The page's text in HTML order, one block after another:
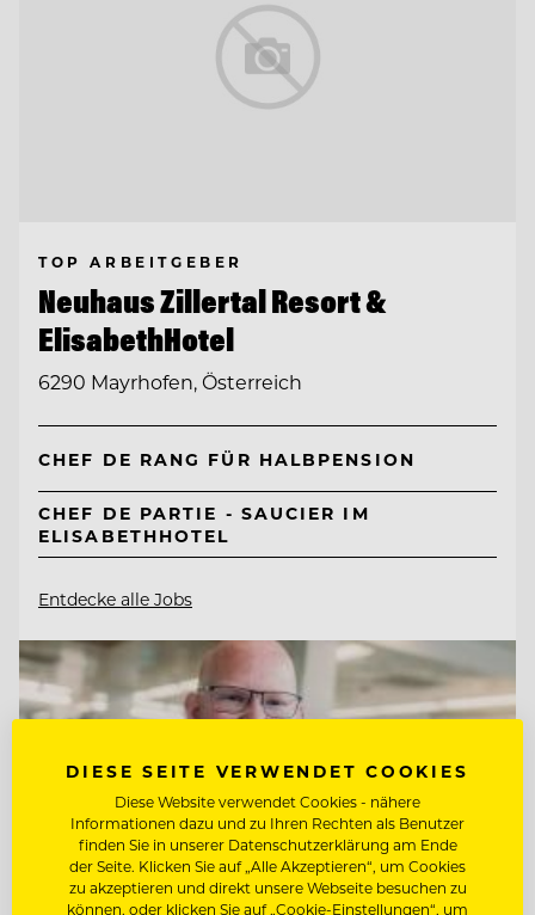
TOP ARBEITGEBER
Neuhaus Zillertal Resort &
ElisabethHotel
6290 Mayrhofen, Österreich
CHEF DE RANG FÜR HALBPENSION
CHEF DE PARTIE - SAUCIER IM
ELISABETHHOTEL
Entdecke alle Jobs
DIESE SEITE VERWENDET COOKIES
Diese Website verwendet Cookies - nähere
Informationen dazu und zu Ihren Rechten als Benutzer
finden Sie in unserer Datenschutzerklärung am Ende
der Seite. Klicken Sie auf „Alle Akzeptieren“, um Cookies
zu akzeptieren und direkt unsere Webseite besuchen zu
können, oder klicken Sie auf „Cookie-Einstellungen“, um